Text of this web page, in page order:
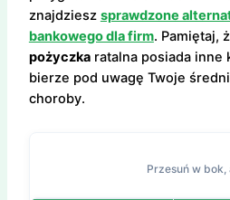
znajdziesz sprawdzone
bankowego dla firm. Pamiętaj,
pożyczkaratalna posiada inne
bierze pod uwagę Twoje
choroby.
Przesuń w